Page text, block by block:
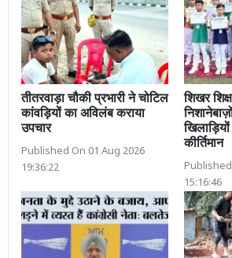
तीतरवाड़ा चौकी प्रभारी ने चोटिल
कांवड़ियों का अविलंब कराया
उपचार
Published On 01 Aug 2026
19:36:22
शिखर
कीर्तिमान
15:16:46